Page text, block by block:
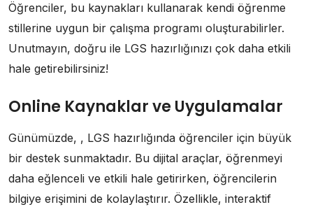
Öğrenciler, bu kaynakları kullanarak kendi öğrenme
stillerine uygun bir çalışma programı oluşturabilirler.
Unutmayın, doğru ile LGS hazırlığınızı çok daha etkili
hale getirebilirsiniz!
Online Kaynaklar ve Uygulamalar
Günümüzde, , LGS hazırlığında öğrenciler için büyük
bir destek sunmaktadır. Bu dijital araçlar, öğrenmeyi
daha eğlenceli ve etkili hale getirirken, öğrencilerin
bilgiye erişimini de kolaylaştırır. Özellikle, interaktif